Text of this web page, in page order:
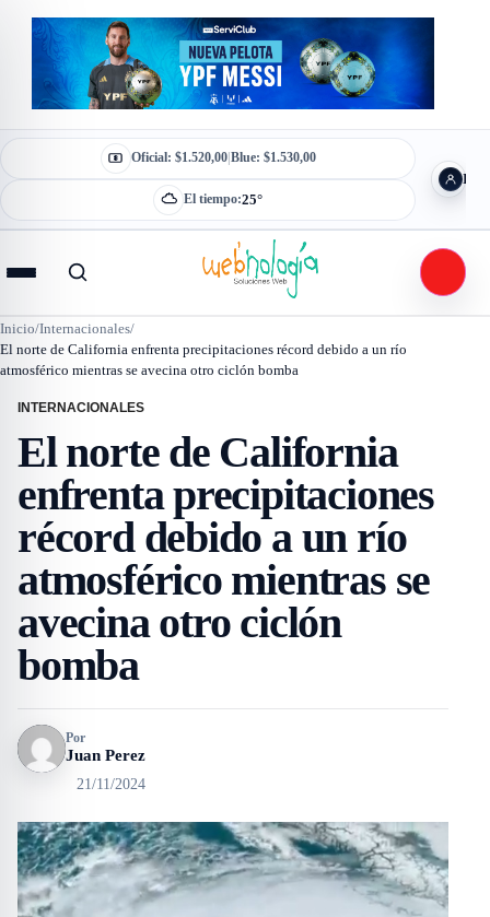
Oficial: $1.520,00| Blue: $1.530,00
El tiempo:25°
Abrir menú
Inicio/Internacionales/
El norte de California enfrenta precipitaciones récord debido a un río
atmosférico mientras se avecina otro ciclón bomba
INTERNACIONALES
El norte de California
enfrenta precipitaciones
récord debido a un río
atmosférico mientras se
avecina otro ciclón
bomba
Por
Juan Perez
21/11/2024